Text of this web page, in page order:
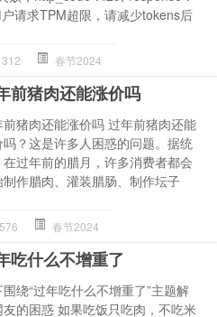
请求TPM超限，请减少tokens后
312 春节2024
前猪肉还能涨价吗
前猪肉还能涨价吗 过年前猪肉还能
吗？这是许多人困惑的问题。据统
在过年前的腊月，许多消费者都会
制作腊肉、灌装腊肠、制作坛子
576 春节2024
吃什么不增重了
围绕“过年吃什么不增重了”主题解
友的困惑 如果吃饭只吃肉，不吃米